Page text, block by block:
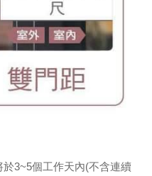
3~5個工作天內(不含連續